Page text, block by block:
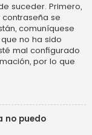
suceder. Primero,
se
comuníquese
no ha sido
mal configurado
por lo que
no puedo